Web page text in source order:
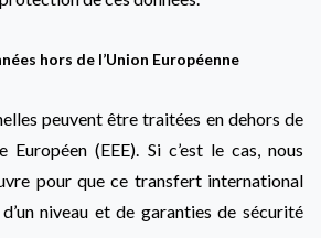
hors de l’Union Européenne
peuvent être traitées en dehors de
Européen (EEE). Si c’est le cas, nous
pour que ce transfert international
niveau et de garanties de sécurité